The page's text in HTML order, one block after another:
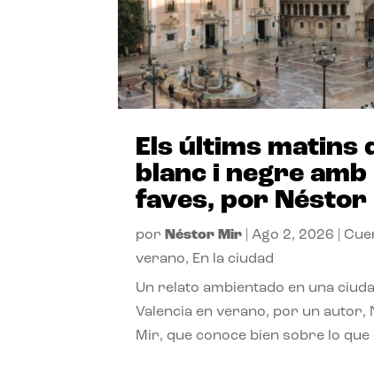
Els últims matins
blanc i negre amb
faves, por
por Néstor Mir |Ago 2, 2026 |
verano, En la ciudad
Un relato ambientado en una
Valencia en verano, por un autor,
Mir, que conoce bien sobre lo que